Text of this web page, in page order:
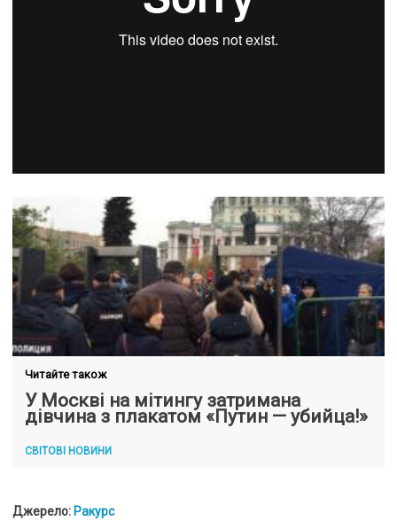
Читайте також
У Москві на мітингу затримана
дівчина з плакатом «Путин — убийца!»
СВІТОВІ НОВИНИ
Джерело: Ракурс